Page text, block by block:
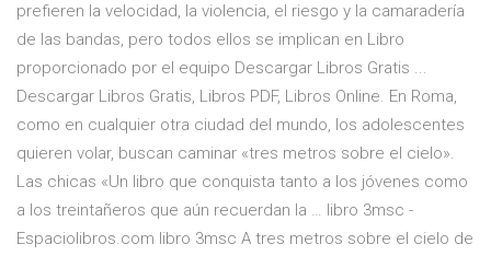
prefieren la velocidad, la violencia, el riesgo y la camaradería
de las bandas, pero todos ellos se implican en Libro
proporcionado por el equipo Descargar Libros Gratis ...
Descargar Libros Gratis, Libros PDF, Libros Online. En Roma,
como en cualquier otra ciudad del mundo, los adolescentes
quieren volar, buscan caminar «tres metros sobre el cielo».
Las chicas «Un libro que conquista tanto a los jóvenes como
a los treintañeros que aún recuerdan la … libro 3msc -
Espaciolibros.com libro 3msc A tres metros sobre el cielo de